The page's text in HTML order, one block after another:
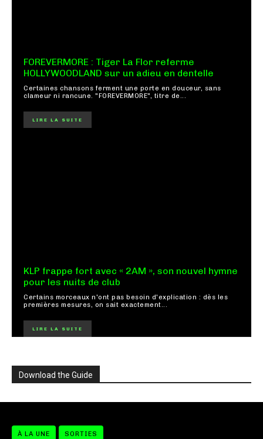
FOREVERMORE : Tiger La Flor referme
HOLLYWOODLAND sur un adieu en dentelle
Certaines chansons ferment une porte en douceur, sans
clameur ni rancune. "FOREVERMORE", titre de...
LIRE LA SUITE
KLP frappe fort avec « 2AM », son nouvel hymne
pour les nuits de club
Certains morceaux n'ont pas besoin d'explication : dès les
premières mesures, on sait exactement...
LIRE LA SUITE
Download the Guide
À LA UNE SORTIES